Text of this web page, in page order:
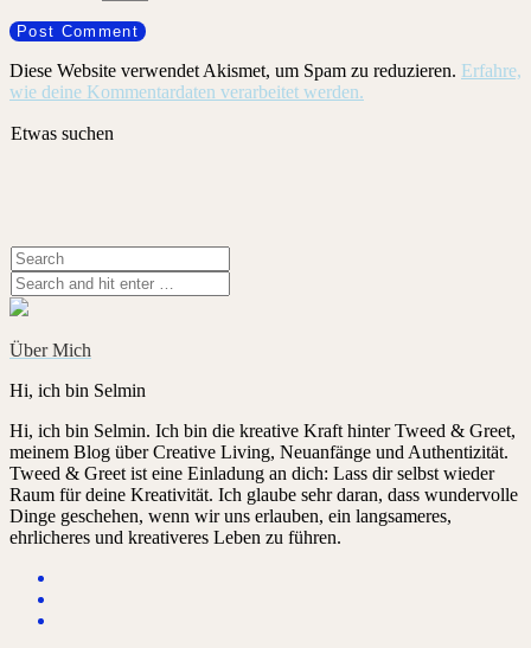
Diese Website verwendet Akismet, um Spam zu reduzieren. Erfahre,
wie deine Kommentardaten verarbeitet werden.
Etwas suchen
Über Mich
Hi, ich bin Selmin
Hi, ich bin Selmin. Ich bin die kreative Kraft hinter Tweed & Greet,
meinem Blog über Creative Living, Neuanfänge und Authentizität.
Tweed & Greet ist eine Einladung an dich: Lass dir selbst wieder
Raum für deine Kreativität. Ich glaube sehr daran, dass wundervolle
Dinge geschehen, wenn wir uns erlauben, ein langsameres,
ehrlicheres und kreativeres Leben zu führen.